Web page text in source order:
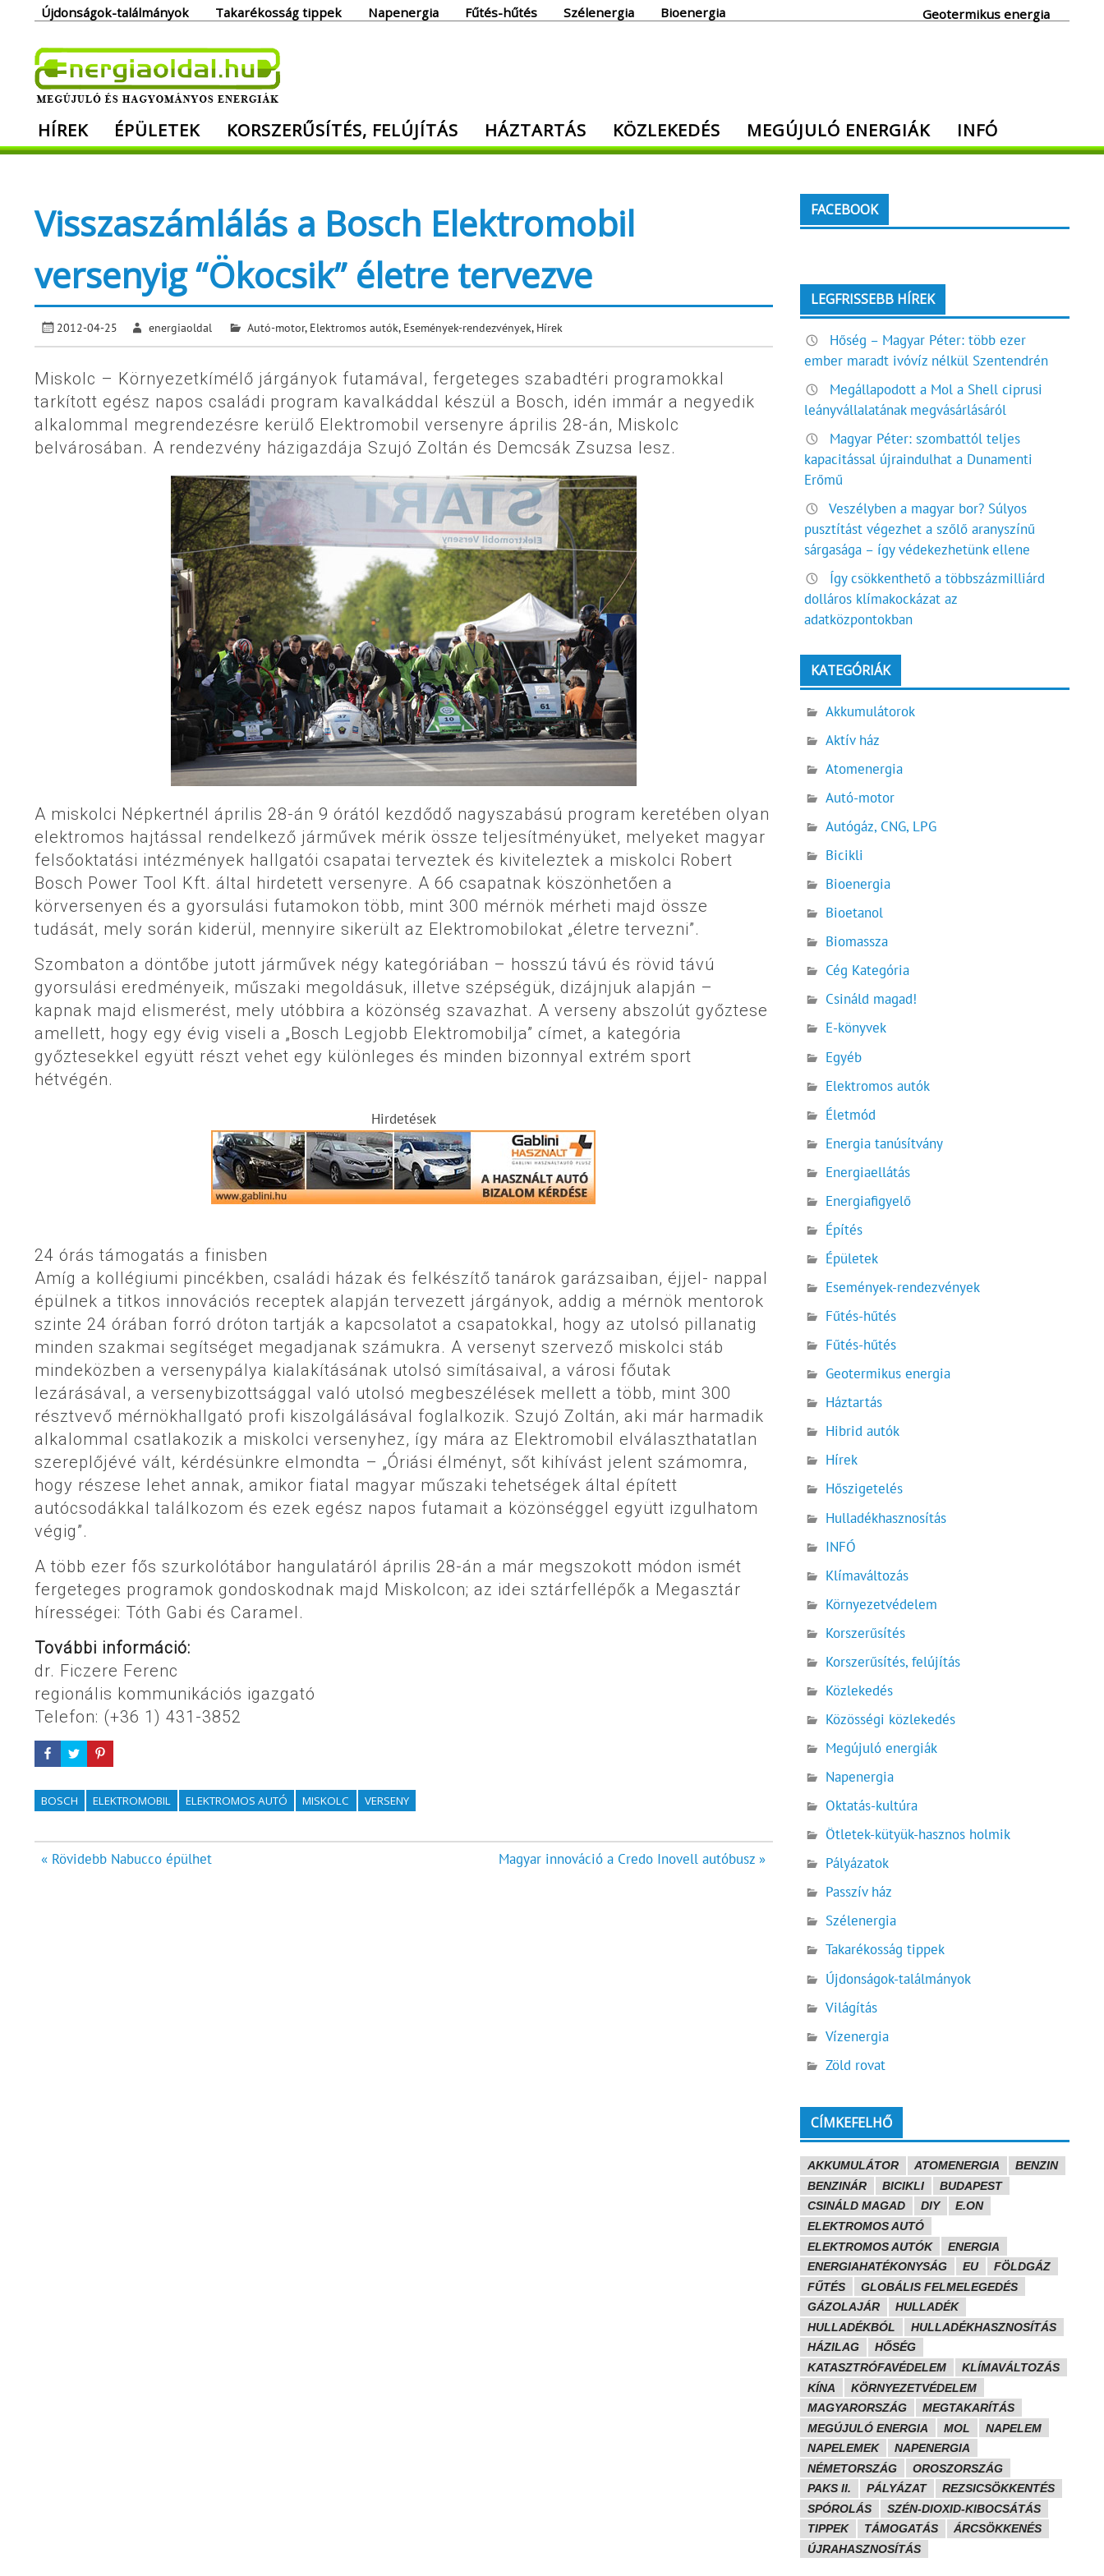
Újdonságok-találmányok Takarékosság tippek Napenergia Fűtés-hűtés Szélenergia Bioenergia Geotermikus energia
Megújuló és hagyományos energiák. Minden, ami energia!
HÍREK ÉPÜLETEK KORSZERŰSÍTÉS, FELÚJÍTÁS HÁZTARTÁS KÖZLEKEDÉS MEGÚJULÓ ENERGIÁK INFÓ
Visszaszámlálás a Bosch Elektromobil
versenyig “Ökocsik” életre tervezve
2012-04-25 energiaoldal Autó-motor, Elektromos autók, Események-rendezvények, Hírek
Miskolc – Környezetkímélő járgányok futamával, fergeteges szabadtéri programokkal
tarkított egész napos családi program kavalkáddal készül a Bosch, idén immár a negyedik
alkalommal megrendezésre kerülő Elektromobil versenyre április 28-án, Miskolc
belvárosában. A rendezvény házigazdája Szujó Zoltán és Demcsák Zsuzsa lesz.
A miskolci Népkertnél április 28-án 9 órától kezdődő nagyszabású program keretében olyan
elektromos hajtással rendelkező járművek mérik össze teljesítményüket, melyeket magyar
felsőoktatási intézmények hallgatói csapatai terveztek és kiviteleztek a miskolci Robert
Bosch Power Tool Kft. által hirdetett versenyre. A 66 csapatnak köszönhetően a
körversenyen és a gyorsulási futamokon több, mint 300 mérnök mérheti majd össze
tudását, mely során kiderül, mennyire sikerült az Elektromobilokat „életre tervezni”.
Szombaton a döntőbe jutott járművek négy kategóriában – hosszú távú és rövid távú
gyorsulási eredményeik, műszaki megoldásuk, illetve szépségük, dizájnjuk alapján –
kapnak majd elismerést, mely utóbbira a közönség szavazhat. A verseny abszolút győztese
amellett, hogy egy évig viseli a „Bosch Legjobb Elektromobilja” címet, a kategória
győztesekkel együtt részt vehet egy különleges és minden bizonnyal extrém sport
hétvégén.
Hirdetések
24 órás támogatás a finisben
Amíg a kollégiumi pincékben, családi házak és felkészítő tanárok garázsaiban, éjjel- nappal
épülnek a titkos innovációs receptek alapján tervezett járgányok, addig a mérnök mentorok
szinte 24 órában forró dróton tartják a kapcsolatot a csapatokkal, hogy az utolsó pillanatig
minden szakmai segítséget megadjanak számukra. A versenyt szervező miskolci stáb
mindeközben a versenypálya kialakításának utolsó simításaival, a városi főutak
lezárásával, a versenybizottsággal való utolsó megbeszélések mellett a több, mint 300
résztvevő mérnökhallgató profi kiszolgálásával foglalkozik. Szujó Zoltán, aki már harmadik
alkalommal csatlakozik a miskolci versenyhez, így mára az Elektromobil elválaszthatatlan
szereplőjévé vált, kérdésünkre elmondta – „Óriási élményt, sőt kihívást jelent számomra,
hogy részese lehet annak, amikor fiatal magyar műszaki tehetségek által épített
autócsodákkal találkozom és ezek egész napos futamait a közönséggel együtt izgulhatom
végig”.
A több ezer fős szurkolótábor hangulatáról április 28-án a már megszokott módon ismét
fergeteges programok gondoskodnak majd Miskolcon; az idei sztárfellépők a Megasztár
hírességei: Tóth Gabi és Caramel.
További információ:
dr. Ficzere Ferenc
regionális kommunikációs igazgató
Telefon: (+36 1) 431-3852
BOSCH ELEKTROMOBIL ELEKTROMOS AUTÓ MISKOLC VERSENY
Bejegyzés
« Rövidebb Nabucco épülhet Magyar innováció a Credo Inovell autóbusz »
FACEBOOK
LEGFRISSEBB HÍREK
Hőség – Magyar Péter: több ezer
ember maradt ivóvíz nélkül Szentendrén
Megállapodott a Mol a Shell ciprusi
leányvállalatának megvásárlásáról
Magyar Péter: szombattól teljes
kapacitással újraindulhat a Dunamenti
Erőmű
Veszélyben a magyar bor? Súlyos
pusztítást végezhet a szőlő aranyszínű
sárgasága – így védekezhetünk ellene
Így csökkenthető a többszázmilliárd
dolláros klímakockázat az
adatközpontokban
KATEGÓRIÁK
Akkumulátorok
Aktív ház
Atomenergia
Autó-motor
Autógáz, CNG, LPG
Bicikli
Bioenergia
Bioetanol
Biomassza
Cég Kategória
Csináld magad!
E-könyvek
Egyéb
Elektromos autók
Életmód
Energia tanúsítvány
Energiaellátás
Energiafigyelő
Építés
Épületek
Események-rendezvények
Fűtés-hűtés
Fűtés-hűtés
Geotermikus energia
Háztartás
Hibrid autók
Hírek
Hőszigetelés
Hulladékhasznosítás
INFÓ
Klímaváltozás
Környezetvédelem
Korszerűsítés
Korszerűsítés, felújítás
Közlekedés
Közösségi közlekedés
Megújuló energiák
Napenergia
Oktatás-kultúra
Ötletek-kütyük-hasznos holmik
Pályázatok
Passzív ház
Szélenergia
Takarékosság tippek
Újdonságok-találmányok
Világítás
Vízenergia
Zöld rovat
CÍMKEFELHŐ
AKKUMULÁTOR ATOMENERGIA
BENZIN
BENZINÁR
BICIKLI
BUDAPEST
CSINÁLD MAGAD
DIY
E.ON
ELEKTROMOS AUTÓ
ELEKTROMOS AUTÓK
ENERGIA
ENERGIAHATÉKONYSÁG
EU
FÖLDGÁZ
FŰTÉS
GLOBÁLIS FELMELEGEDÉS
GÁZOLAJÁR
HULLADÉK
HULLADÉKBÓL
HULLADÉKHASZNOSÍTÁS
HÁZILAG
HŐSÉG
KATASZTRÓFAVÉDELEM
KLÍMAVÁLTOZÁS
KÍNA
KÖRNYEZETVÉDELEM
MAGYARORSZÁG
MEGTAKARÍTÁS
MEGÚJULÓ ENERGIA
MOL
NAPELEM
NAPELEMEK
NAPENERGIA
NÉMETORSZÁG
OROSZORSZÁG
PAKS II.
PÁLYÁZAT
REZSICSÖKKENTÉS
SPÓROLÁS
SZÉN-DIOXID-KIBOCSÁTÁS
TIPPEK
TÁMOGATÁS
ÁRCSÖKKENÉS
ÚJRAHASZNOSÍTÁS